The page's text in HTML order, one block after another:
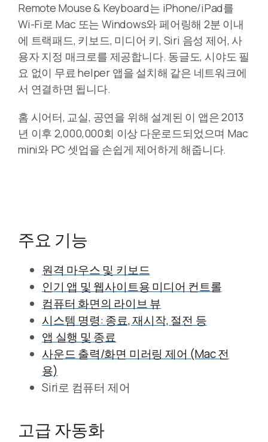
Remote Mouse & Keyboard는 iPhone/iPad를
Wi-Fi로 Mac 또는 Windows와 페어링해 2분 이내
에 트랙패드, 키보드, 미디어 키, Siri 음성 제어, 사
용자 지정 매크로를 제공합니다. 동글도, 시야도 필
요 없이 무료 helper 앱을 설치해 같은 네트워크에
서 연결하면 됩니다.
홈 시어터, 교실, 공연을 위해 설계된 이 앱은 2013
년 이후 2,000,000회 이상 다운로드되었으며 Mac
mini와 PC 셋업을 손쉽게 제어하게 해줍니다.
주요 기능
원격 마우스 및 키보드
인기 앱 및 웹사이트용 미디어 컨트롤
컴퓨터 화면의 라이브 뷰
시스템 명령: 종료, 재시작, 절전 등
앱 실행 및 종료
사운드 출력/화면 미러링 제어 (Mac 전
용)
Siri로 컴퓨터 제어
고급 자동화